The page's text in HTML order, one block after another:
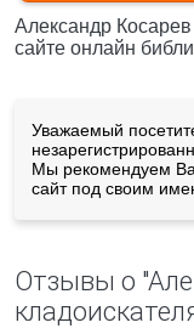
Александр
сайте онлайн
Уважаемый
Мы рекомендуем
сайт под своим
Отзывы о